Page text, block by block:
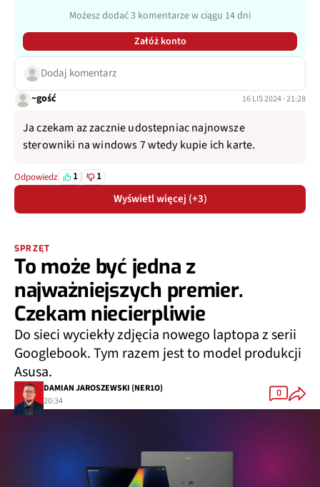
Możesz dodać 3 komentarze w ciągu 14 dni
Załóż konto
Dodaj komentarz
~gość 16 LIS 2024 · 21:28
Ja czekam az zacznie udostepniac najnowsze
sterowniki na windows 7 wtedy kupie ich karte.
Odpowiedz 1 1
Wyświetl więcej (+3)
SPRZĘT
To może być jedna z
najważniejszych premier.
Czekam niecierpliwie
Do sieci wyciekły zdjęcia nowego laptopa z serii
Googlebook. Tym razem jest to model produkcji
Asusa.
DAMIAN JAROSZEWSKI (NER1O)
20:34
0